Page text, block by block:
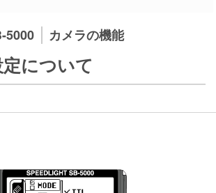
5000 カメラの機能
について